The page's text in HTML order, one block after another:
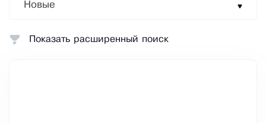
Новые
Показать расширенный поиск